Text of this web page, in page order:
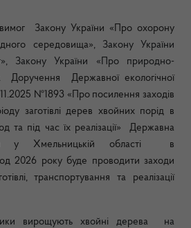
Закону України «Про охорону
середовища», Закону України
Закону України «Про природно-
Доручення Державної екологічної
№1893 «Про посилення заходів
заготівлі дерев хвойних порід в
та під час їх реалізації» Державна
у Хмельницькій області в
2026 року буде проводити заходи
транспортування та реалізації
вирощують хвойні дерева
на